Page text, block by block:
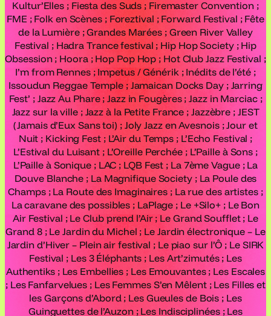
Kultur’Elles ; Fiesta des Suds ; Firemaster Convention ;
FME ; Folk en Scènes ; Foreztival ; Forward Festival ; Fête
de la Lumière ; Grandes Marées ; Green River Valley
Festival ; Hadra Trance festival ; Hip Hop Society ; Hip
Obsession ; Hoora ; Hop Pop Hop ; Hot Club Jazz Festival ;
I’m from Rennes ; Impetus / Générik ; Inédits de l’été ;
Issoudun Reggae Temple ; Jamaican Docks Day ; Jarring
Fest’ ; Jazz Au Phare ; Jazz in Fougères ; Jazz in Marciac ;
Jazz sur la ville ; Jazz à la Petite France ; Jazzèbre ; JEST
(Jamais d’Eux Sans toi) ; Joly Jazz en Avesnois ; Jour et
Nuit ; Kicking Fest ; L’Air du Temps ; L’Echo Festival ;
L’Estival du Luisant ; L’Oreille Perchée ; L’Paille à Sons ;
L’Paille à Sonique ; LAC ; LQB Fest ; La 7ème Vague ; La
Douve Blanche ; La Magnifique Society ; La Poule des
Champs ; La Route des Imaginaires ; La rue des artistes ;
La caravane des possibles ; LaPlage ; Le +Silo+ ; Le Bon
Air Festival ; Le Club prend l’Air ; Le Grand Soufflet ; Le
Grand 8 ; Le Jardin du Michel ; Le Jardin électronique – Le
Jardin d’Hiver – Plein air festival ; Le piao sur l’Ô ; Le SIRK
Festival ; Les 3 Éléphants ; Les Art’zimutés ; Les
Authentiks ; Les Embellies ; Les Emouvantes ; Les Escales
; Les Fanfarvelues ; Les Femmes S’en Mêlent ; Les Filles et
les Garçons d’Abord ; Les Gueules de Bois ; Les
Guinguettes de l’Auzon ; Les Indisciplinées ; Les